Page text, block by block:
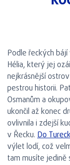
Podle řeckých
Hélia, který jej
nejkrásnější
pestrou historii.
Osmanům a
ukončil až konec
ovlivnila i zdejší
v Řecku. Do
výlet lodí, což
tam musíte jedině